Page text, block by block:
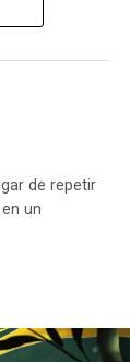
Las
el
por lo que
un error,
de repetir
un